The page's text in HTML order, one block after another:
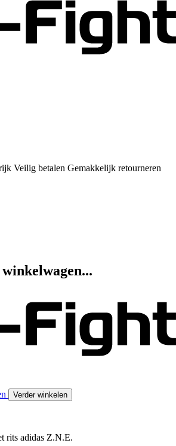
Veilig betalen Gemakkelijk retourneren
winkelwagen...
Verder winkelen
rits adidas Z.N.E.